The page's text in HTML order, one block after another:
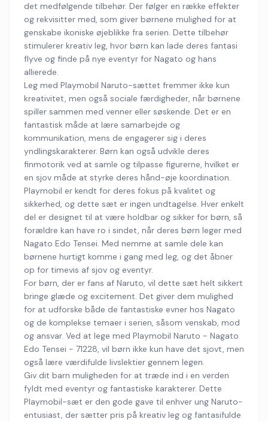
det medfølgende tilbehør. Der følger en række effekter
og rekvisitter med, som giver børnene mulighed for at
genskabe ikoniske øjeblikke fra serien. Dette tilbehør
stimulerer kreativ leg, hvor børn kan lade deres fantasi
flyve og finde på nye eventyr for Nagato og hans
allierede.
Leg med Playmobil Naruto-sættet fremmer ikke kun
kreativitet, men også sociale færdigheder, når børnene
spiller sammen med venner eller søskende. Det er en
fantastisk måde at lære samarbejde og
kommunikation, mens de engagerer sig i deres
yndlingskarakterer. Børn kan også udvikle deres
finmotorik ved at samle og tilpasse figurerne, hvilket er
en sjov måde at styrke deres hånd-øje koordination.
Playmobil er kendt for deres fokus på kvalitet og
sikkerhed, og dette sæt er ingen undtagelse. Hver enkelt
del er designet til at være holdbar og sikker for børn, så
forældre kan have ro i sindet, når deres børn leger med
Nagato Edo Tensei. Med nemme at samle dele kan
børnene hurtigt komme i gang med leg, og det åbner
op for timevis af sjov og eventyr.
For børn, der er fans af Naruto, vil dette sæt helt sikkert
bringe glæde og excitement. Det giver dem mulighed
for at udforske både de fantastiske evner hos Nagato
og de komplekse temaer i serien, såsom venskab, mod
og ansvar. Ved at lege med Playmobil Naruto - Nagato
Edo Tensei - 71228, vil børn ikke kun have det sjovt, men
også lære værdifulde livslektier gennem legen.
Giv dit barn muligheden for at træde ind i en verden
fyldt med eventyr og fantastiske karakterer. Dette
Playmobil-sæt er den gode gave til enhver ung Naruto-
entusiast, der sætter pris på kreativ leg og fantasifulde